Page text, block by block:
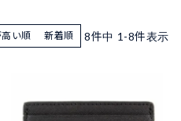
い順 新着順 8件中 1 -8件表示